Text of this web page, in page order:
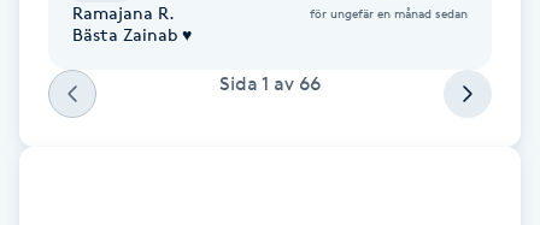
Ramajana R. för ungefär en månad sedan
Bästa Zainab ♥️
Sida 1 av 66